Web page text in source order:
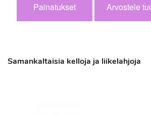
Painatukset Arvostele
Samankaltaisia kelloja ja liikelahjoja